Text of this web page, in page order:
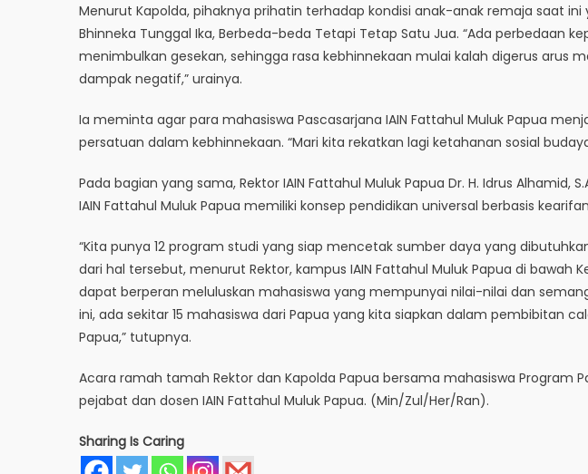
Menurut Kapolda, pihaknya prihatin terhadap kondisi anak-anak remaja saat
Bhinneka Tunggal Ika, Berbeda-beda Tetapi Tetap Satu Jua. “Ada perbedaan
menimbulkan gesekan, sehingga rasa kebhinnekaan mulai kalah digerus arus
dampak negatif,” urainya.
Ia meminta agar para mahasiswa Pascasarjana IAIN Fattahul Muluk Papua
persatuan dalam kebhinnekaan. “Mari kita rekatkan lagi ketahanan sosial
Pada bagian yang sama, Rektor IAIN Fattahul Muluk Papua Dr. H. Idrus Alhamid,
IAIN Fattahul Muluk Papua memiliki konsep pendidikan universal berbasis
“Kita punya 12 program studi yang siap mencetak sumber daya yang
dari hal tersebut, menurut Rektor, kampus IAIN Fattahul Muluk Papua di bawah
dapat berperan meluluskan mahasiswa yang mempunyai nilai-nilai dan
ini, ada sekitar 15 mahasiswa dari Papua yang kita siapkan dalam pembibitan
Papua,” tutupnya.
Acara ramah tamah Rektor dan Kapolda Papua bersama mahasiswa Program
pejabat dan dosen IAIN Fattahul Muluk Papua. (Min/Zul/Her/Ran).
Sharing Is Caring